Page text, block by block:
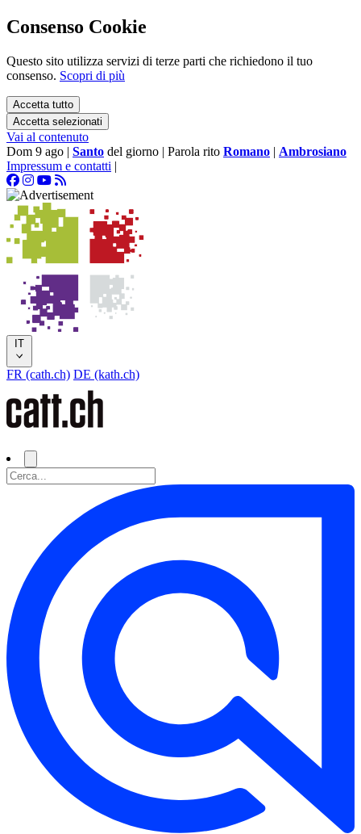
Consenso Cookie
Questo sito utilizza servizi di terze parti che richiedono il tuo
consenso. Scopri di più
Accetta tutto
Accetta selezionati
Vai al contenuto
Dom 9 ago | Santo del giorno | Parola rito Romano | Ambrosiano
Impressum e contatti |
IT
FR (cath.ch) DE (kath.ch)